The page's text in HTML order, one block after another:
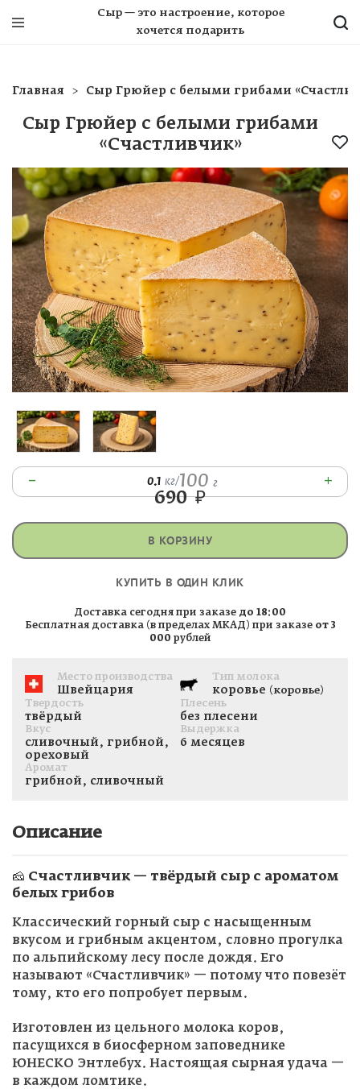
Сыр — это настроение, которое
хочется подарить
Главная Сыр Грюйер с белыми грибами
Сыр Грюйер с белыми грибами
«Счастливчик»
– 0.1 кг/100 г +
690₽
В КОРЗИНУ
КУПИТЬ В ОДИН КЛИК
Доставка сегодня при заказе до 18:00
Бесплатная доставка (в пределах МКАД) при заказе от 3
000 рублей
Место производства
Швейцария
Тип молока
коровье (коровье)
Твердость
твёрдый
Плесень
без плесени
Вкус
сливочный, грибной,
ореховый
Выдержка
6 месяцев
Аромат
грибной, сливочный
Описание
🧀 Счастливчик — твёрдый сыр с ароматом
белых грибов
Классический горный сыр с насыщенным
вкусом и грибным акцентом, словно прогулка
по альпийскому лесу после дождя. Его
называют «Счастливчик» — потому что повезёт
тому, кто его попробует первым.
Изготовлен из цельного молока коров,
пасущихся в биосферном заповеднике
ЮНЕСКО Энтлебух. Настоящая сырная удача —
в каждом ломтике.